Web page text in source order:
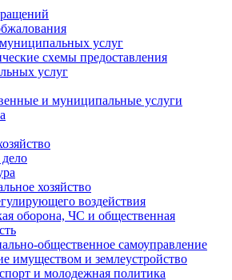
услуг
схемы предоставления
услуг
и муниципальные услуги
хозяйство
воздействия
оборона, ЧС и общественная
общественное самоуправление
имуществом и землеустройство
и молодежная политика